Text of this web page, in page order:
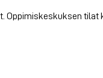
tilat